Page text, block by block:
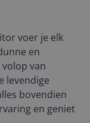
voer je elk
en
van
levendige
bovendien
en geniet